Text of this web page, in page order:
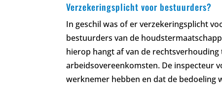
Verzekeringsplicht voor bestuurders?
In geschil was of er verzekeringsplicht
bestuurders van de
hierop hangt af van de
arbeidsovereenkomsten. De inspecteur
werknemer hebben en dat de bedoeling